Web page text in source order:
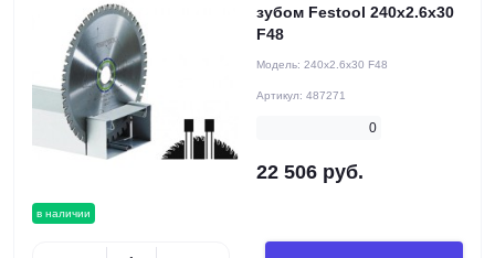
в наличии
зубом Festool 240x2.6x30
F48
Модель: 240x2.6x30 F48
Артикул: 487271
0
22 506 руб.